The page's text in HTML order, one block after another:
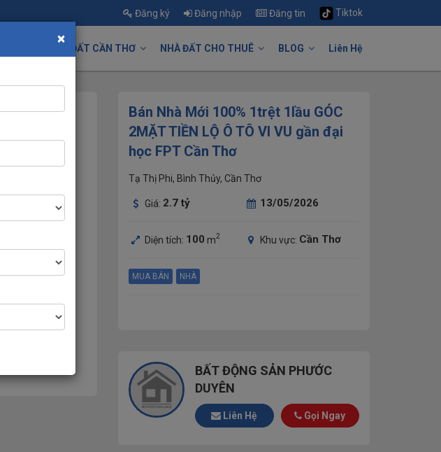
Đăng ký Đăng nhập Đăng tin Tiktok
NHÀ ĐẤT CẦN THƠ NHÀ ĐẤT CHO THUÊ BLOG Liên Hệ
Bán Nhà Mới 100% 1trệt 1lầu GÓC
2MẶT TIỀN LỘ Ô TÔ VI VU gần đại
học FPT Cần Thơ
Tạ Thị Phi, Bình Thủy, Cần Thơ
Giá: 2.7 tỷ 13/05/2026
Diện tích: 100 m2 Khu vực: Cần Thơ
MUA BÁN NHÀ
BẤT ĐỘNG SẢN PHƯỚC
DUYÊN
Liên Hệ Gọi Ngay
×